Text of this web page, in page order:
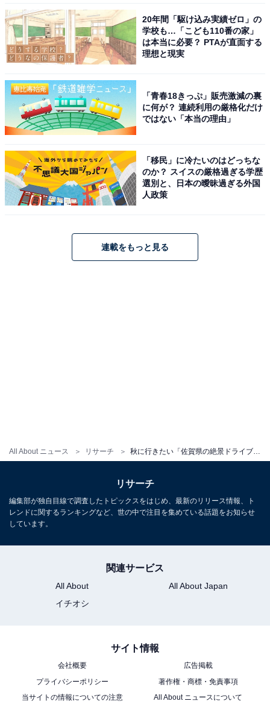
All About ニュース リサーチ 秋に行きたい「佐賀県の絶景ドライブスポット」ランキング！2位「虹の松原周遊ルート」、1位は？【2025年調査】
20年間「駆け込み実績ゼロ」の
学校も…「こども110番の家」
は本当に必要？ PTAが直面する
理想と現実
「青春18きっぷ」販売激減の裏
に何が？ 連続利用の厳格化だけ
ではない「本当の理由」
「移民」に冷たいのはどっちな
のか？ スイスの厳格過ぎる学歴
選別と、日本の曖昧過ぎる外国
人政策
連載をもっと見る
リサーチ
編集部が独自目線で調査したトピックスをはじめ、最新のリリース情報、ト
レンドに関するランキングなど、世の中で注目を集めている話題をお知らせ
しています。
関連サービス
All About
All About Japan
イチオシ
サイト情報
会社概要
広告掲載
プライバシーポリシー
著作権・商標・免責事項
当サイトの情報についての注意
All About ニュースについて